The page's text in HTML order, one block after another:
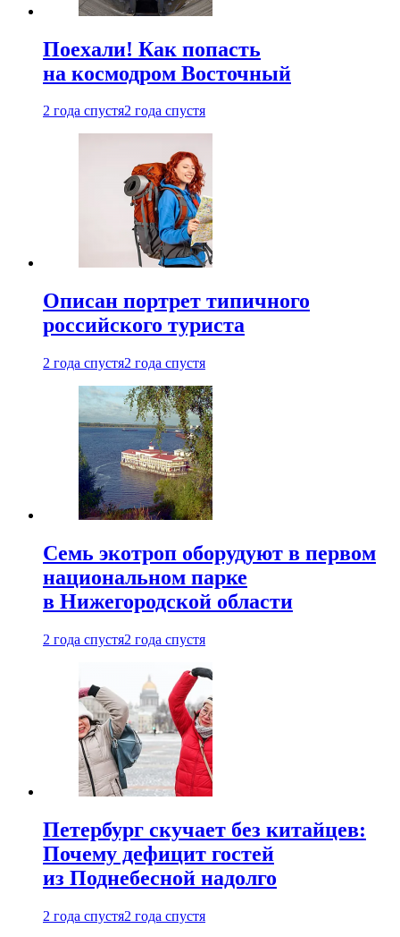
Поехали! Как попасть
на космодром Восточный
2 года спустя2 года спустя
Описан портрет типичного
российского туриста
2 года спустя2 года спустя
Семь экотроп оборудуют в первом
национальном парке
в Нижегородской области
2 года спустя2 года спустя
Петербург скучает без китайцев:
Почему дефицит гостей
из Поднебесной надолго
2 года спустя2 года спустя